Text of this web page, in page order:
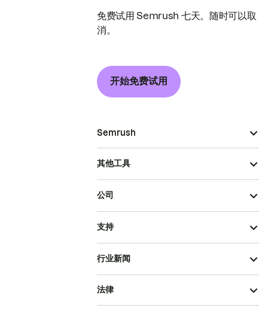
免费试用 Semrush 七天。随时可以取
消。
开始免费试用
Semrush
其他工具
公司
支持
行业新闻
法律